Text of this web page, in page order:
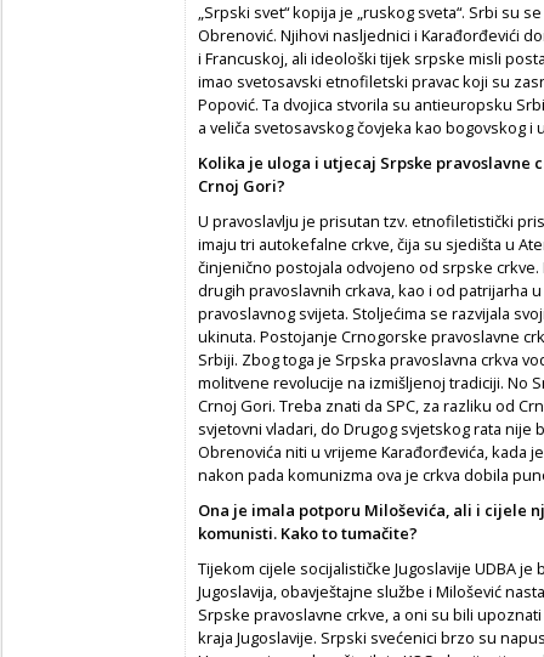
„Srpski svet“ kopija je „ruskog sveta“. Srbi su
Obrenović. Njihovi nasljednici i Karađorđevići
i Francuskoj, ali ideološki tijek srpske misli
imao svetosavski etnofiletski pravac koji su
Popović. Ta dvojica stvorila su antieuropsku
a veliča svetosavskog čovjeka kao bogovskog i
Kolika je uloga i utjecaj Srpske pravoslavne
Crnoj Gori?
U pravoslavlju je prisutan tzv. etnofiletistički
imaju tri autokefalne crkve, čija su sjedišta u
činjenično postojala odvojeno od srpske
drugih pravoslavnih crkava, kao i od patrijarha
pravoslavnog svijeta. Stoljećima se razvijala
ukinuta. Postojanje Crnogorske pravoslavne
Srbiji. Zbog toga je Srpska pravoslavna crkva
molitvene revolucije na izmišljenoj tradiciji. No
Crnoj Gori. Treba znati da SPC, za razliku od
svjetovni vladari, do Drugog svjetskog rata nije
Obrenovića niti u vrijeme Karađorđevića, kada
nakon pada komunizma ova je crkva dobila
Ona je imala potporu Miloševića, ali i cijele
komunisti. Kako to tumačite?
Tijekom cijele socijalističke Jugoslavije UDBA
Jugoslavija, obavještajne službe i Milošević
Srpske pravoslavne crkve, a oni su bili
kraja Jugoslavije. Srpski svećenici brzo su